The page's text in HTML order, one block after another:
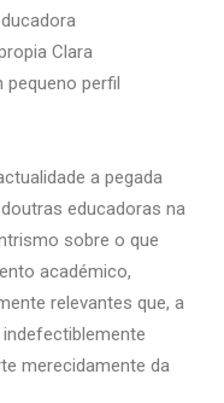
Clara
pequeno perfil
a pegada
educadoras na
sobre o que
académico,
relevantes que, a
merecidamente da